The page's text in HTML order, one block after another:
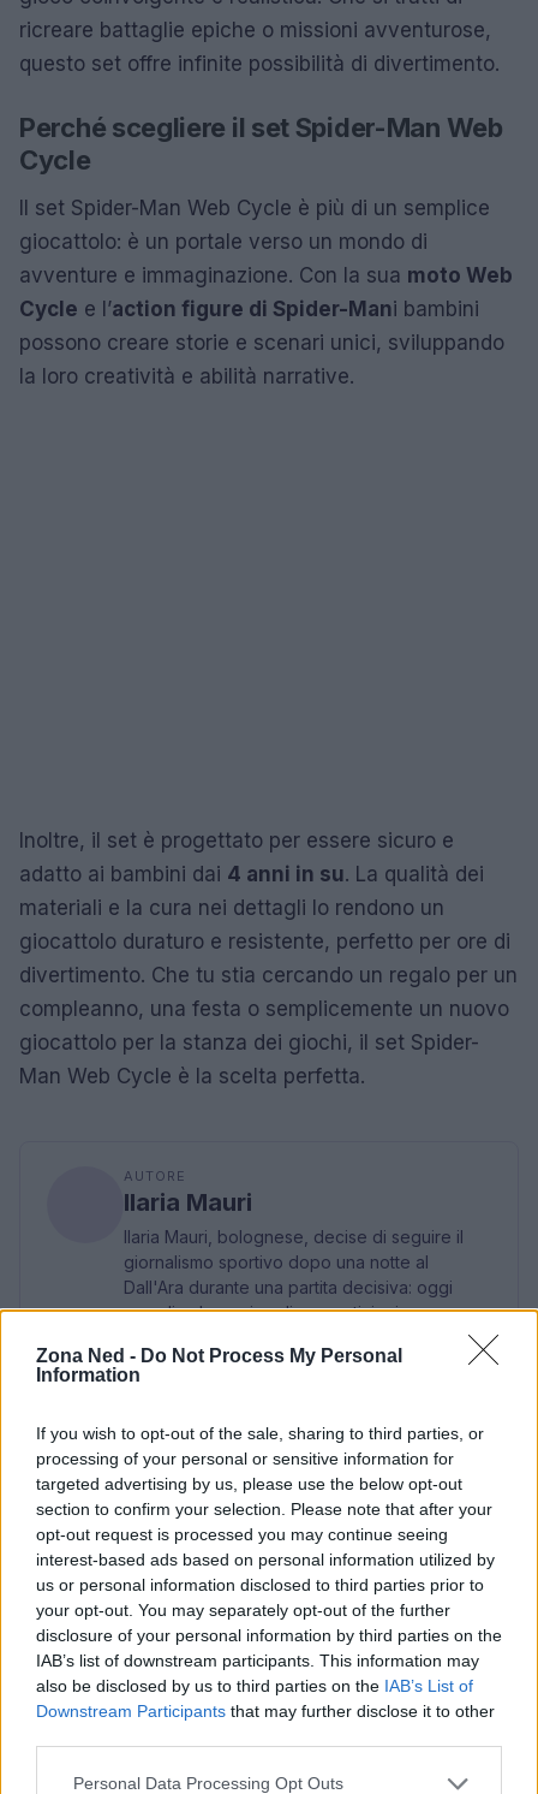
Zona Ned - Do Not Process My Personal
Information
If you wish to opt-out of the sale, sharing to third parties, or
processing of your personal or sensitive information for
targeted advertising by us, please use the below opt-out
section to confirm your selection. Please note that after your
opt-out request is processed you may continue seeing
interest-based ads based on personal information utilized by
us or personal information disclosed to third parties prior to
your opt-out. You may separately opt-out of the further
disclosure of your personal information by third parties on the
IAB’s list of downstream participants. This information may
also be disclosed by us to third parties on the IAB’s List of
Downstream Participants that may further disclose it to other
Please note that this website/app uses one or more Google
Personal Data Processing Opt Outs
ricreare battaglie epiche o missioni avventurose,
questo set offre infinite possibilità di divertimento.
Perché scegliere il set Spider-Man Web
Cycle
Il set Spider-Man Web Cycle è più di un semplice
giocattolo: è un portale verso un mondo di
avventure e immaginazione. Con la sua moto Web
Cycle e l’action figure di Spider-Mani bambini
possono creare storie e scenari unici, sviluppando
la loro creatività e abilità narrative.
Inoltre, il set è progettato per essere sicuro e
adatto ai bambini dai 4 anni in su. La qualità dei
materiali e la cura nei dettagli lo rendono un
giocattolo duraturo e resistente, perfetto per ore di
divertimento. Che tu stia cercando un regalo per un
compleanno, una festa o semplicemente un nuovo
giocattolo per la stanza dei giochi, il set Spider-
Man Web Cycle è la scelta perfetta.
AUTORE
Ilaria Mauri
Ilaria Mauri, bolognese, decise di seguire il
giornalismo sportivo dopo una notte al
Dall'Ara durante una partita decisiva: oggi
coordina le pagine di competizioni e
sul campo e conserva il biglietto di quella
partita come prova della svolta.